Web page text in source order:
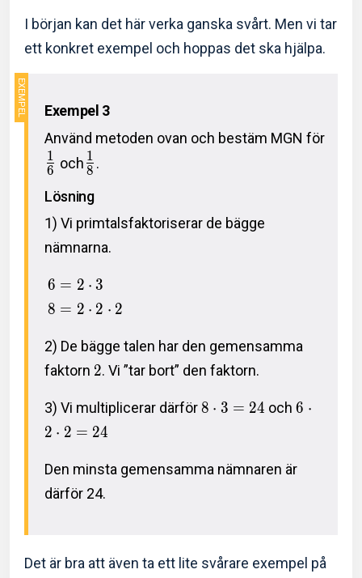
I början kan det här verka ganska svårt. Men vi tar
ett konkret exempel och hoppas det ska hjälpa.
Exempel 3
Använd metoden ovan och bestäm MGN för
6
1 och 8
1 .
Lösning
1) Vi primtalsfaktoriserar de bägge
nämnarna.
6 = 2 ⋅ 3
8 = 2 ⋅ 2 ⋅ 2
2) De bägge talen har den gemensamma
faktorn 2. Vi ”tar bort” den faktorn.
3) Vi multiplicerar därför8 ⋅ 3 = 24 och6 ⋅
2 ⋅ 2 = 24
Den minsta gemensamma nämnaren är
därför 24.
Det är bra att även ta ett lite svårare exempel på